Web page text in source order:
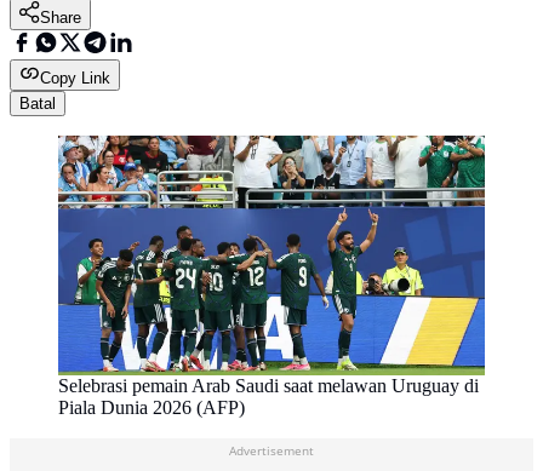
Share
Copy Link
Batal
Selebrasi pemain Arab Saudi saat melawan Uruguay di
Piala Dunia 2026 (AFP)
Advertisement